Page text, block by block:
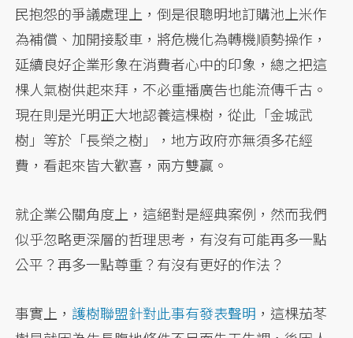
民抱怨的爭議處理上，倒是很聰明地訂購池上米作
為補償、加開接駁車，將危機化為轉機順勢操作，
延續良好企業形象在消費者心中的印象，總之把這
棵人氣樹供起來拜，不必重播廣告也能流傳千古。
現在則是光明正大地認養這棵樹，從此「金城武
樹」等於「長榮之樹」，地方政府亦無須多花經
費，看起來皆大歡喜，兩方雙贏。
就企業公關角度上，這絕對是經典案例，然而我們
似乎忽略更深層的哲理思考，有沒有可能再多一點
公平？再多一點尊重？有沒有更好的作法？
事實上，護樹聯盟針對此事有發表聲明 ，這棵茄苳